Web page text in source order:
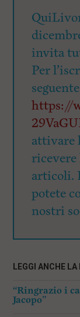
invita
Per
https://
attivare
articoli.
potete
nostri
LEGGI ANCHE
“Ringrazio i
Jacopo”